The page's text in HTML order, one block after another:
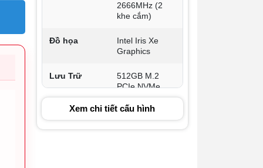
2666MHz (2
khe cắm)
Đồ họa
Intel Iris Xe
Graphics
Lưu Trữ
512GB M.2
PCIe NVMe
Màn hình
15.6" ( 1920 x
1080 ) Full HD
WVA 120Hz ,
Xem chi tiết cấu hình